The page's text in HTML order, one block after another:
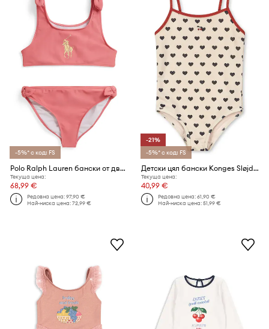
-5%* с код: FS
Polo Ralph Lauren бански от две части за деца
Текуща цена:
68,99 €
Редовна цена:97,90 €
Най-ниска цена:72,99 €
-21%
-5%* с код: FS
Детски цял бански Konges Sløjd MANON GLITTER SWIMSUIT
Текуща цена:
40,99 €
Редовна цена:61,90 €
Най-ниска цена:51,99 €